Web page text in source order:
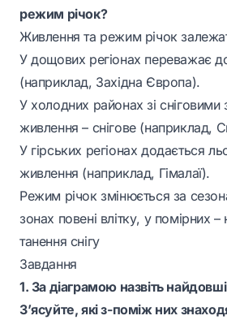
режим річок?
Живлення та режим річок
У дощових регіонах переважає
(наприклад, Західна Європа).
У холодних районах зі
живлення – снігове (наприклад,
У гірських регіонах додається
живлення (наприклад, Гімалаї).
Режим річок змінюється за
зонах повені влітку, у помірних –
танення снігу
Завдання
1. За діаграмою назвіть найдовші
З’ясуйте, які з-поміж них